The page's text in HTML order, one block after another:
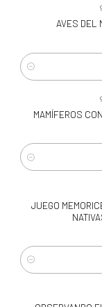
AVES DEL
Cantidad
MAMÍFEROS
Cantidad
JUEGO
Cantidad